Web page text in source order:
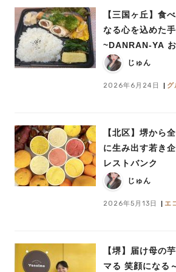
【三国ヶ丘】食
なる心を込めた
~DANRAN-YA
居酒屋じゅん
2026年6月24日 グ
【北区】堺から
に生み出す若き
レストバンク
じゅん
2026年5月13日 エ
【堺】届け母の
マる 笑顔になる